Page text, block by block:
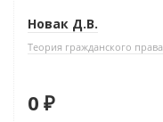
Новак Д.В.
Теория гражданского права
0 ₽